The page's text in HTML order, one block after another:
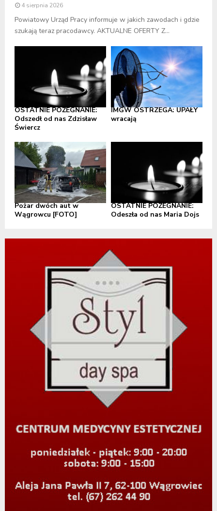
4 sierpnia 2026
Powiatowy Urząd Pracy informuje w jakich zawodach i gdzie
szukają teraz pracodawcy. AKTUALNE OFERTY Z...
OSTATNIE POŻEGNANIE:
Odszedł od nas Zdzisław
Świercz
IMGW OSTRZEGA: UPAŁY
wracają
Pożar dwóch aut w
Wągrowcu [FOTO]
OSTATNIE POŻEGNANIE:
Odeszła od nas Maria Dojs